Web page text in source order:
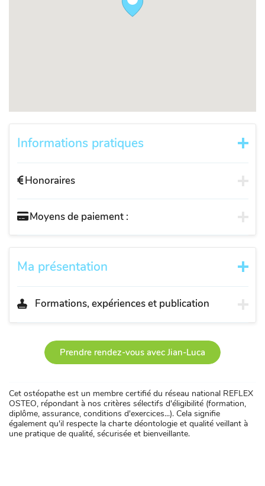
Informations pratiques
Honoraires
Moyens de paiement :
Ma présentation
Formations, expériences et publication
Prendre rendez-vous avec Jian-Luca
Cet ostéopathe est un membre certifié du réseau national REFLEX
OSTEO, répondant à nos critères sélectifs d'éligibilité (formation,
diplôme, assurance, conditions d'exercices...). Cela signifie
également qu'il respecte la charte déontologie et qualité veillant à
une pratique de qualité, sécurisée et bienveillante.